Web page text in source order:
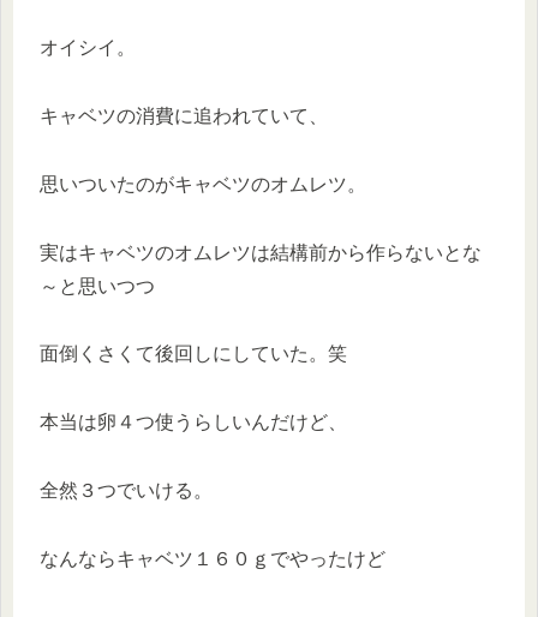
オイシイ。
キャベツの消費に追われていて、
思いついたのがキャベツのオムレツ。
実はキャベツのオムレツは結構前から作らないとな
～と思いつつ
面倒くさくて後回しにしていた。笑
本当は卵４つ使うらしいんだけど、
全然３つでいける。
なんならキャベツ１６０ｇでやったけど